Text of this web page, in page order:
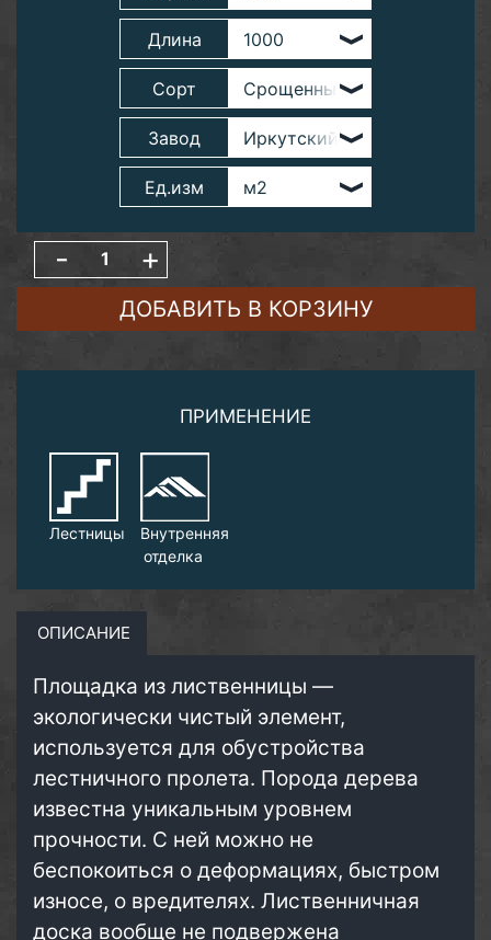
Длина
Сорт
Завод
Ед.изм
- +
ДОБАВИТЬ В КОРЗИНУ
ПРИМЕНЕНИЕ
Лестницы
Внутренняя
отделка
ОПИСАНИЕ
Площадка из лиственницы —
экологически чистый элемент,
используется для обустройства
лестничного пролета. Порода дерева
известна уникальным уровнем
прочности. С ней можно не
беспокоиться о деформациях, быстром
износе, о вредителях. Лиственничная
доска вообще не подвержена